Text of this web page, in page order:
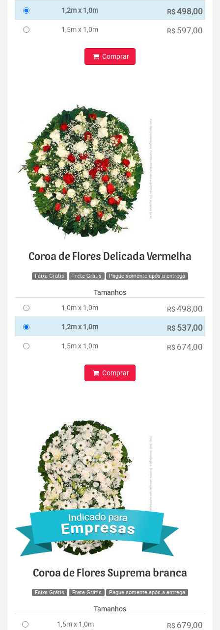
1,2m x 1,0m R$498,00
1,5m x 1,0m R$ 597,00
Comprar
Coroa de Flores Delicada Vermelha
Faixa Grátis Frete Grátis Pague somente após a entrega
Tamanhos
1,0m x 1,0m
R$ 498,00
1,2m x 1,0m R$ 537,00
1,5m x 1,0m R$ 674,00
Comprar
Coroa de Flores Suprema branca
Faixa Grátis Frete Grátis Pague somente após a entrega
Tamanhos
1,5m x 1,0m
R$ 679,00